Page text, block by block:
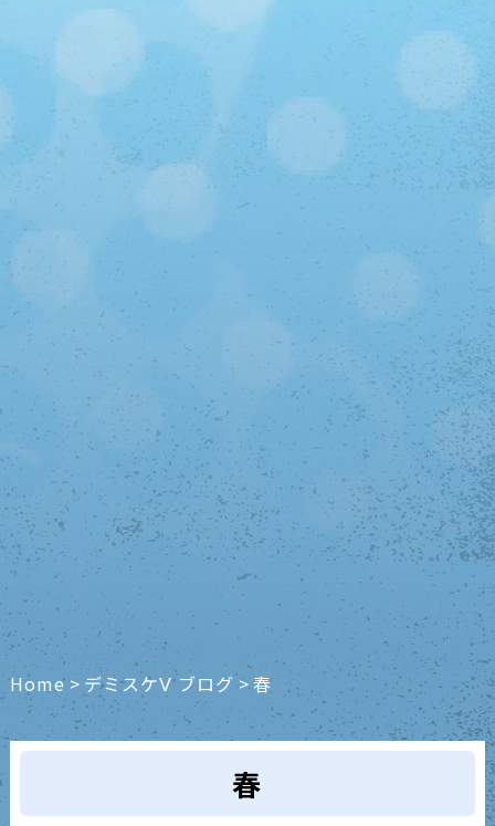
Home> デミスケⅤ ブログ>春
春